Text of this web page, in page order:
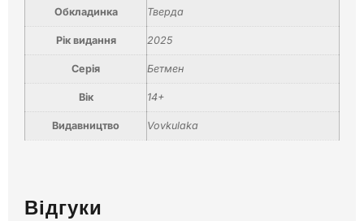
Обкладинка Тверда
Рік видання 2025
Серія Бетмен
Вік 14+
Видавництво Vovkulaka
Відгуки